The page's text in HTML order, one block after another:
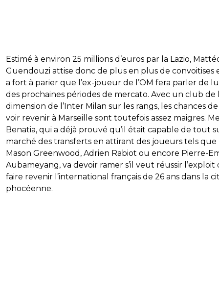
Estimé à environ 25 millions d’euros par la Lazio,
Guendouzi attise donc de plus en plus de convoitises
a fort à parier que l’ex-joueur de l’OM fera parler de
des prochaines périodes de mercato. Avec un club de
dimension de l’Inter Milan sur les rangs, les chances
voir revenir à Marseille sont toutefois assez maigres.
Benatia, qui a déjà prouvé qu’il était capable de tout
marché des transferts en attirant des joueurs tels que
Mason Greenwood, Adrien Rabiot ou encore Pierre-
Aubameyang, va devoir ramer s’il veut réussir l’exploit
faire revenir l’international français de 26 ans dans la
phocéenne.